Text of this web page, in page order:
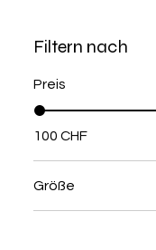
Filtern nach
Preis
100 CHF
Größe